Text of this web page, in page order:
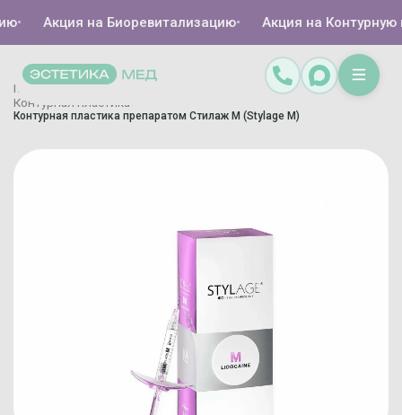
Акция на Биоревитализацию• Акция на Контурную
Главная Каталог Инъекционная косметология /
Контурная пластика
Контурная пластика препаратом Стилаж М (Stylage M)